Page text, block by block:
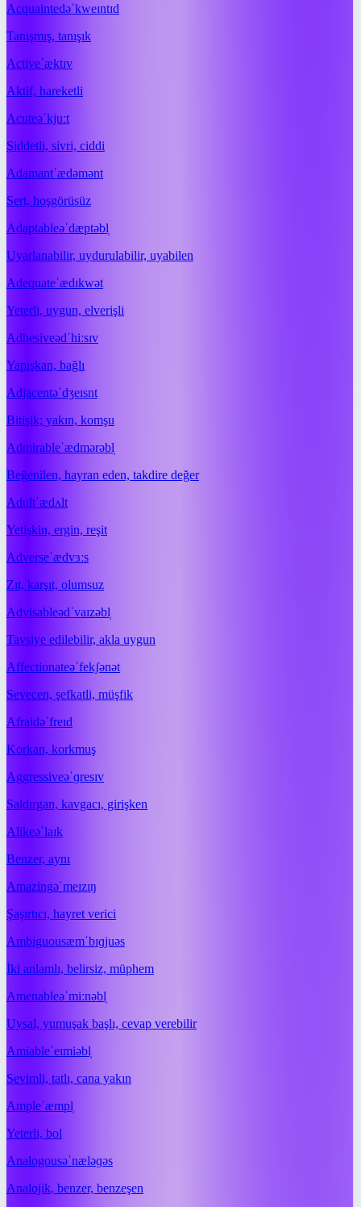
Acquaintedəˈkweɪntɪd
Tanışmış, tanışık
Activeˈæktɪv
Aktif, hareketli
Acuteəˈkjuːt
Şiddetli, sivri, ciddi
Adamantˈædəmənt
Sert, hoşgörüsüz
Adaptableəˈdæptəbl̩
Uyarlanabilir, uydurulabilir, uyabilen
Adequateˈædɪkwət
Yeterli, uygun, elverişli
Adhesiveədˈhiːsɪv
Yapışkan, bağlı
Adjacentəˈdʒeɪsnt
Bitişik; yakın, komşu
Admirableˈædmərəbl̩
Beğenilen, hayran eden, takdire değer
Adultˈædʌlt
Yetişkin, ergin, reşit
Adverseˈædvɜːs
Zıt, karşıt, olumsuz
Advisableədˈvaɪzəbl̩
Tavsiye edilebilir, akla uygun
Affectionateəˈfekʃənət
Sevecen, şefkatli, müşfik
Afraidəˈfreɪd
Korkan, korkmuş
Aggressiveəˈɡresɪv
Saldırgan, kavgacı, girişken
Alikeəˈlaɪk
Benzer, aynı
Amazingəˈmeɪzɪŋ
Şaşırtıcı, hayret verici
Ambiguousæmˈbɪɡjuəs
İki anlamlı, belirsiz, müphem
Amenableəˈmiːnəbl̩
Uysal, yumuşak başlı, cevap verebilir
Amiableˈeɪmiəbl̩
Sevimli, tatlı, cana yakın
Ampleˈæmpl̩
Yeterli, bol
Analogousəˈnæləɡəs
Analojik, benzer, benzeşen